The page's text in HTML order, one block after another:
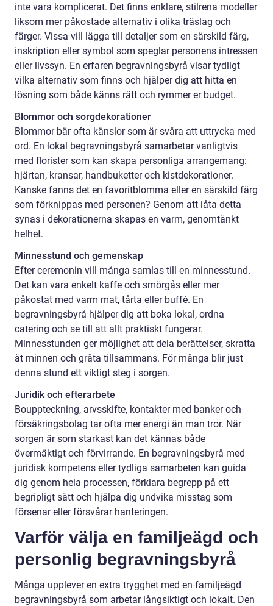
inte vara komplicerat. Det finns enklare, stilrena modeller
liksom mer påkostade alternativ i olika träslag och
färger. Vissa vill lägga till detaljer som en särskild färg,
inskription eller symbol som speglar personens intressen
eller livssyn. En erfaren begravningsbyrå visar tydligt
vilka alternativ som finns och hjälper dig att hitta en
lösning som både känns rätt och rymmer er budget.
Blommor och sorgdekorationer
Blommor bär ofta känslor som är svåra att uttrycka med
ord. En lokal begravningsbyrå samarbetar vanligtvis
med florister som kan skapa personliga arrangemang:
hjärtan, kransar, handbuketter och kistdekorationer.
Kanske fanns det en favoritblomma eller en särskild färg
som förknippas med personen? Genom att låta detta
synas i dekorationerna skapas en varm, genomtänkt
helhet.
Minnesstund och gemenskap
Efter ceremonin vill många samlas till en minnesstund.
Det kan vara enkelt kaffe och smörgås eller mer
påkostat med varm mat, tårta eller buffé. En
begravningsbyrå hjälper dig att boka lokal, ordna
catering och se till att allt praktiskt fungerar.
Minnesstunden ger möjlighet att dela berättelser, skratta
åt minnen och gråta tillsammans. För många blir just
denna stund ett viktigt steg i sorgen.
Juridik och efterarbete
Bouppteckning, arvsskifte, kontakter med banker och
försäkringsbolag tar ofta mer energi än man tror. När
sorgen är som starkast kan det kännas både
övermäktigt och förvirrande. En begravningsbyrå med
juridisk kompetens eller tydliga samarbeten kan guida
dig genom hela processen, förklara begrepp på ett
begripligt sätt och hjälpa dig undvika misstag som
försenar eller försvårar hanteringen.
Varför välja en familjeägd och
personlig begravningsbyrå
Många upplever en extra trygghet med en familjeägd
begravningsbyrå som arbetar långsiktigt och lokalt. Den